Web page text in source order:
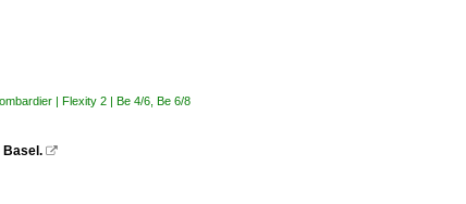
| Flexity 2 | Be 4/6, Be 6/8
Basel. 